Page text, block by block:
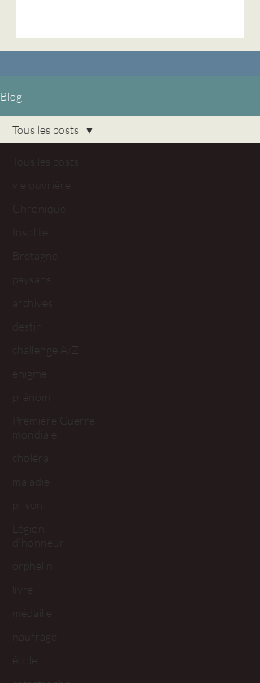
Blog
Tous les posts
vie ouvrière
Chronique
Insolite
Bretagne
paysans
archives
destin
challenge A/Z
énigme
prénom
Première Guerre
mondiale
choléra
maladie
Légion
d'honneur
orphelin
livre
médaille
naufrage
école
Tous les posts